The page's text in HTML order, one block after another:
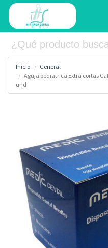
Inicio
General
Aguja pediatrica Extra cortas
und